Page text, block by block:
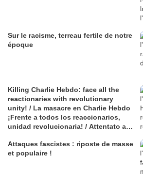
Sur le racisme, terreau fertile de notre
époque
Killing Charlie Hebdo: face all the
reactionaries with revolutionary
unity! / La masacre en Charlie Hebdo
¡Frente a todos los reaccionarios,
unidad revolucionaria! / Attentato a
reazionari, unità rivoluzionaria!
Attaques fascistes : riposte de masse
et populaire !